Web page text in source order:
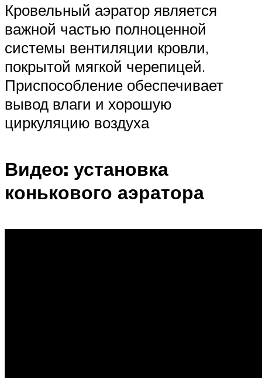
Кровельный аэратор является
важной частью полноценной
системы вентиляции кровли,
покрытой мягкой черепицей.
Приспособление обеспечивает
вывод влаги и хорошую
циркуляцию воздуха
Видео: установка
конькового аэратора